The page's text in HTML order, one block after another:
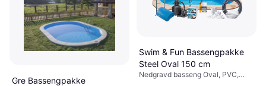
Gre Bassengpakke
Swim & Fun Bassengpakke
Steel Oval 150 cm
Nedgravd basseng Oval, PVC,